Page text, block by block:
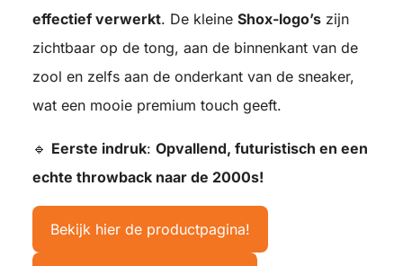
effectief verwerkt. De kleine Shox-logo’s zijn
zichtbaar op de tong, aan de binnenkant van de
zool en zelfs aan de onderkant van de sneaker,
wat een mooie premium touch geeft.
🔹 Eerste indruk: Opvallend, futuristisch en een
echte throwback naar de 2000s!
Bekijk hier de productpagina!